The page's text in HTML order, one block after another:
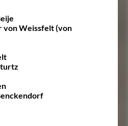
von Weissfelt (von